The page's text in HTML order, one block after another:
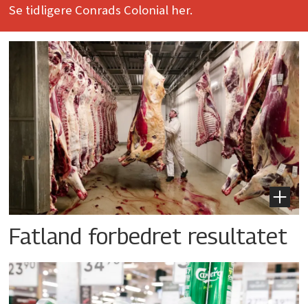
Se tidligere Conrads Colonial her.
Fatland forbedret resultatet